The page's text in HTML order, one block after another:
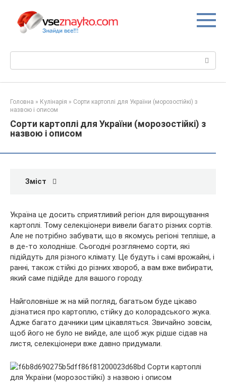
вмісту
Головна » Кулінарія » Сорти картоплі для України (морозостійкі) з
назвою і описом
Сорти картоплі для України (морозостійкі) з
назвою і описом
Зміст
Україна це досить сприятливий регіон для вирощування
картоплі. Тому селекціонери вивели багато різних сортів.
Але не потрібно забувати, що в якомусь регіоні тепліше, а
в де-то холодніше. Сьогодні розглянемо сорти, які
підійдуть для різного клімату. Це будуть і самі врожайні, і
ранні, також стійкі до різних хвороб, а вам вже вибирати,
який саме підійде для вашого городу.
Найголовніше ж на мій погляд, багатьом буде цікаво
дізнатися про картоплю, стійку до колорадського жука.
Адже багато дачники цим цікавляться. Звичайно зовсім,
щоб його не було не вийде, але щоб жук рідше сідав на
листя, селекціонери вже давно придумали.